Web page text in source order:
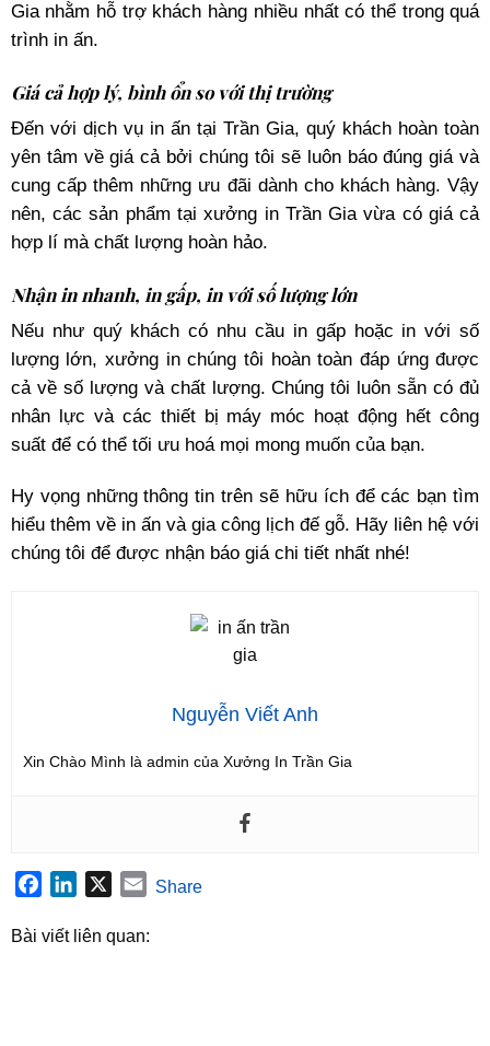
Gia nhằm hỗ trợ khách hàng nhiều nhất có thể trong quá
trình in ấn.
Giá cả hợp lý, bình ổn so với thị trường
Đến với dịch vụ in ấn tại Trần Gia, quý khách hoàn toàn
yên tâm về giá cả bởi chúng tôi sẽ luôn báo đúng giá và
cung cấp thêm những ưu đãi dành cho khách hàng. Vậy
nên, các sản phẩm tại xưởng in Trần Gia vừa có giá cả
hợp lí mà chất lượng hoàn hảo.
Nhận in nhanh, in gấp, in với số lượng lớn
Nếu như quý khách có nhu cầu in gấp hoặc in với số
lượng lớn, xưởng in chúng tôi hoàn toàn đáp ứng được
cả về số lượng và chất lượng. Chúng tôi luôn sẵn có đủ
nhân lực và các thiết bị máy móc hoạt động hết công
suất để có thể tối ưu hoá mọi mong muốn của bạn.
Hy vọng những thông tin trên sẽ hữu ích để các bạn tìm
hiểu thêm về in ấn và gia công lịch đế gỗ. Hãy liên hệ với
chúng tôi để được nhận báo giá chi tiết nhất nhé!
Nguyễn Viết Anh
Xin Chào Mình là admin của Xưởng In Trần Gia
FacebookLinkedIn Email
Share
Bài viết liên quan: